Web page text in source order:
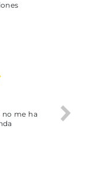
no me ha